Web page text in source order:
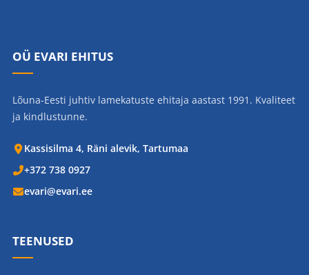
OÜ EVARI EHITUS
Lõuna-Eesti juhtiv lamekatuste ehitaja aastast 1991. Kvaliteet
ja kindlustunne.
Kassisilma 4, Räni alevik, Tartumaa
+372 738 0927
evari@evari.ee
TEENUSED